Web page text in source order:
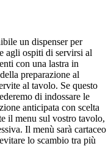
un dispenser per
agli ospiti di servirsi al
con una lastra in
preparazione al
al tavolo. Se questo
di indossare le
anticipata con scelta
il menu sul vostro tavolo,
Il menù sarà cartaceo
lo scambio tra più